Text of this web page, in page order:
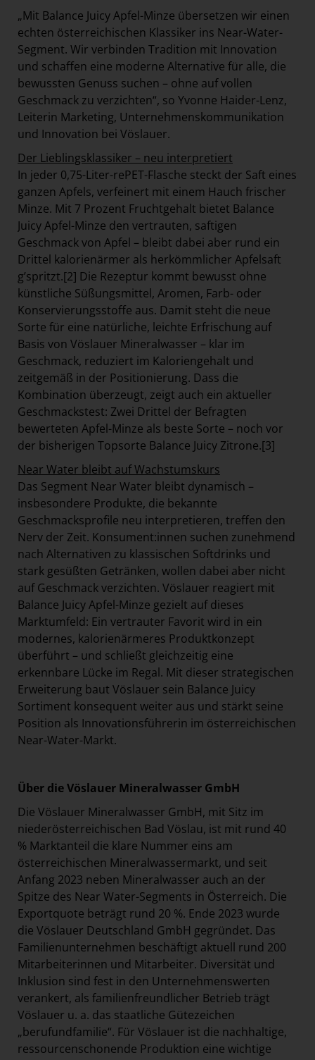
„Mit Balance Juicy Apfel-Minze übersetzen wir einen
echten österreichischen Klassiker ins Near-Water-
Segment. Wir verbinden Tradition mit Innovation
und schaffen eine moderne Alternative für alle, die
bewussten Genuss suchen – ohne auf vollen
Geschmack zu verzichten“, so Yvonne Haider-Lenz,
Leiterin Marketing, Unternehmenskommunikation
und Innovation bei Vöslauer.
Der Lieblingsklassiker – neu interpretiert
In jeder 0,75-Liter-rePET-Flasche steckt der Saft eines
ganzen Apfels, verfeinert mit einem Hauch frischer
Minze. Mit 7 Prozent Fruchtgehalt bietet Balance
Juicy Apfel-Minze den vertrauten, saftigen
Geschmack von Apfel – bleibt dabei aber rund ein
Drittel kalorienärmer als herkömmlicher Apfelsaft
g’spritzt.[2] Die Rezeptur kommt bewusst ohne
künstliche Süßungsmittel, Aromen, Farb- oder
Konservierungsstoffe aus. Damit steht die neue
Sorte für eine natürliche, leichte Erfrischung auf
Basis von Vöslauer Mineralwasser – klar im
Geschmack, reduziert im Kaloriengehalt und
zeitgemäß in der Positionierung. Dass die
Kombination überzeugt, zeigt auch ein aktueller
Geschmackstest: Zwei Drittel der Befragten
bewerteten Apfel-Minze als beste Sorte – noch vor
der bisherigen Topsorte Balance Juicy Zitrone.[3]
Near Water bleibt auf Wachstumskurs
Das Segment Near Water bleibt dynamisch –
insbesondere Produkte, die bekannte
Geschmacksprofile neu interpretieren, treffen den
Nerv der Zeit. Konsument:innen suchen zunehmend
nach Alternativen zu klassischen Softdrinks und
stark gesüßten Getränken, wollen dabei aber nicht
auf Geschmack verzichten. Vöslauer reagiert mit
Balance Juicy Apfel-Minze gezielt auf dieses
Marktumfeld: Ein vertrauter Favorit wird in ein
modernes, kalorienärmeres Produktkonzept
überführt – und schließt gleichzeitig eine
erkennbare Lücke im Regal. Mit dieser strategischen
Erweiterung baut Vöslauer sein Balance Juicy
Sortiment konsequent weiter aus und stärkt seine
Position als Innovationsführerin im österreichischen
Near-Water-Markt.
Über die Vöslauer Mineralwasser GmbH
Die Vöslauer Mineralwasser GmbH, mit Sitz im
niederösterreichischen Bad Vöslau, ist mit rund 40
% Marktanteil die klare Nummer eins am
österreichischen Mineralwassermarkt, und seit
Anfang 2023 neben Mineralwasser auch an der
Spitze des Near Water-Segments in Österreich. Die
Exportquote beträgt rund 20 %. Ende 2023 wurde
die Vöslauer Deutschland GmbH gegründet. Das
Familienunternehmen beschäftigt aktuell rund 200
Mitarbeiterinnen und Mitarbeiter. Diversität und
Inklusion sind fest in den Unternehmenswerten
verankert, als familienfreundlicher Betrieb trägt
Vöslauer u. a. das staatliche Gütezeichen
„berufundfamilie“. Für Vöslauer ist die nachhaltige,
ressourcenschonende Produktion eine wichtige